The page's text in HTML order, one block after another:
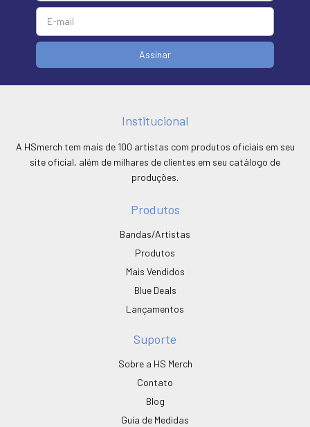
Institucional
A HSmerch tem mais de 100 artistas com produtos oficiais em seu
site oficial, além de milhares de clientes em seu catálogo de
produções.
Produtos
Bandas/Artistas
Produtos
Mais Vendidos
Blue Deals
Lançamentos
Suporte
Sobre a HS Merch
Contato
Blog
Guia de Medidas